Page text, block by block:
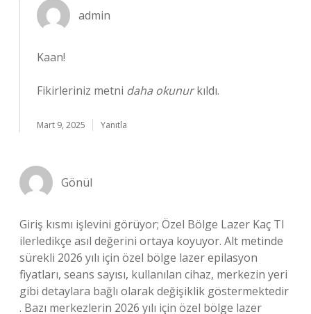
admin
Kaan!
Fikirleriniz metni daha okunurkıldı.
Mart 9, 2025 Yanıtla
Gönül
Giriş kısmı işlevini görüyor; Özel Bölge Lazer Kaç Tl
ilerledikçe asıl değerini ortaya koyuyor. Alt metinde
sürekli 2026 yılı için özel bölge lazer epilasyon
fiyatları, seans sayısı, kullanılan cihaz, merkezin yeri
gibi detaylara bağlı olarak değişiklik göstermektedir
. Bazı merkezlerin 2026 yılı için özel bölge lazer